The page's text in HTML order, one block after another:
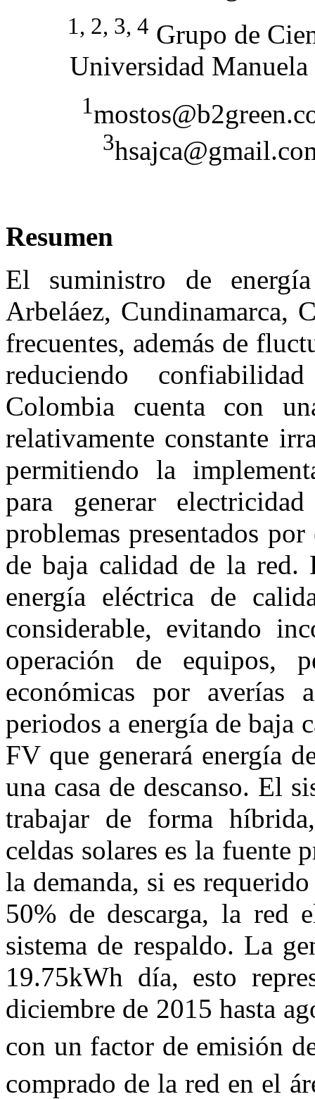
1, 2, 3, 4 Grupo de
Universidad
1
3
Resumen
El suministro de
Arbeláez, Cundinamarca,
frecuentes, además de
reduciendo
Colombia cuenta con
relativamente constante
permitiendo la
para generar
problemas presentados
de baja calidad de la red.
energía eléctrica de
considerable, evitando
operación de equipos,
económicas por averías
periodos a energía de baja
FV que generará energía
una casa de descanso. El
trabajar de forma
celdas solares es la fuente
la demanda, si es
50% de descarga, la red
sistema de respaldo. La
19.75kWh día, esto
diciembre de 2015 hasta
con un factor de emisión
comprado de la red en el